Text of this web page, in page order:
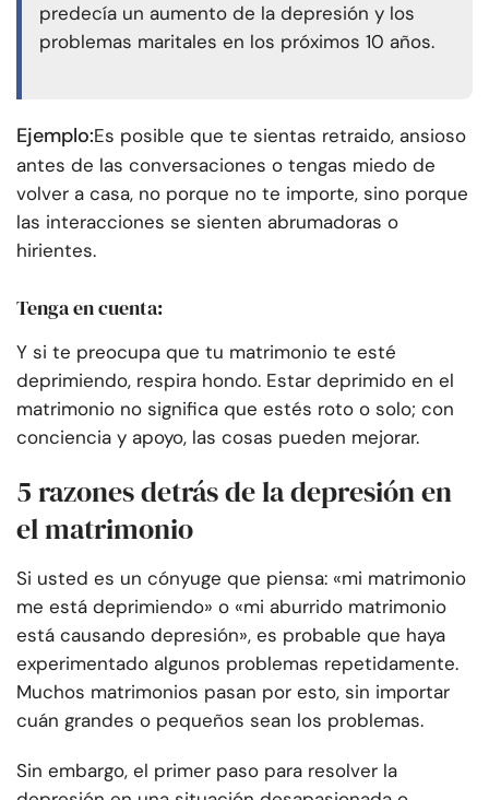
predecía un aumento de la depresión y los
problemas maritales en los próximos 10 años.
Ejemplo:Es posible que te sientas retraido, ansioso
antes de las conversaciones o tengas miedo de
volver a casa, no porque no te importe, sino porque
las interacciones se sienten abrumadoras o
hirientes.
Tenga en cuenta:
Y si te preocupa que tu matrimonio te esté
deprimiendo, respira hondo. Estar deprimido en el
matrimonio no significa que estés roto o solo; con
conciencia y apoyo, las cosas pueden mejorar.
5 razones detrás de la depresión en
el matrimonio
Si usted es un cónyuge que piensa: «mi matrimonio
me está deprimiendo» o «mi aburrido matrimonio
está causando depresión», es probable que haya
experimentado algunos problemas repetidamente.
Muchos matrimonios pasan por esto, sin importar
cuán grandes o pequeños sean los problemas.
Sin embargo, el primer paso para resolver la